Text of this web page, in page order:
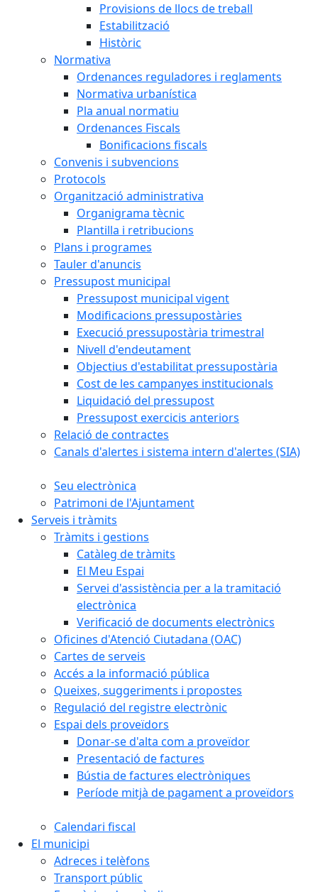
Provisions de llocs de treball
Estabilització
Històric
Normativa
Ordenances reguladores i reglaments
Normativa urbanística
Pla anual normatiu
Ordenances Fiscals
Bonificacions fiscals
Convenis i subvencions
Protocols
Organització administrativa
Organigrama tècnic
Plantilla i retribucions
Plans i programes
Tauler d'anuncis
Pressupost municipal
Pressupost municipal vigent
Modificacions pressupostàries
Execució pressupostària trimestral
Nivell d'endeutament
Objectius d'estabilitat pressupostària
Cost de les campanyes institucionals
Liquidació del pressupost
Pressupost exercicis anteriors
Relació de contractes
Canals d'alertes i sistema intern d'alertes (SIA)
Seu electrònica
Patrimoni de l'Ajuntament
Serveis i tràmits
Tràmits i gestions
Catàleg de tràmits
El Meu Espai
Servei d'assistència per a la tramitació
electrònica
Verificació de documents electrònics
Oficines d'Atenció Ciutadana (OAC)
Cartes de serveis
Accés a la informació pública
Queixes, suggeriments i propostes
Regulació del registre electrònic
Espai dels proveïdors
Donar-se d'alta com a proveïdor
Presentació de factures
Bústia de factures electròniques
Període mitjà de pagament a proveïdors
Calendari fiscal
El municipi
Adreces i telèfons
Transport públic